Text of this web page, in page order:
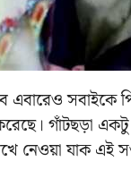
সবাইকে
গাঁটছড়া
নেওয়া যাক এই